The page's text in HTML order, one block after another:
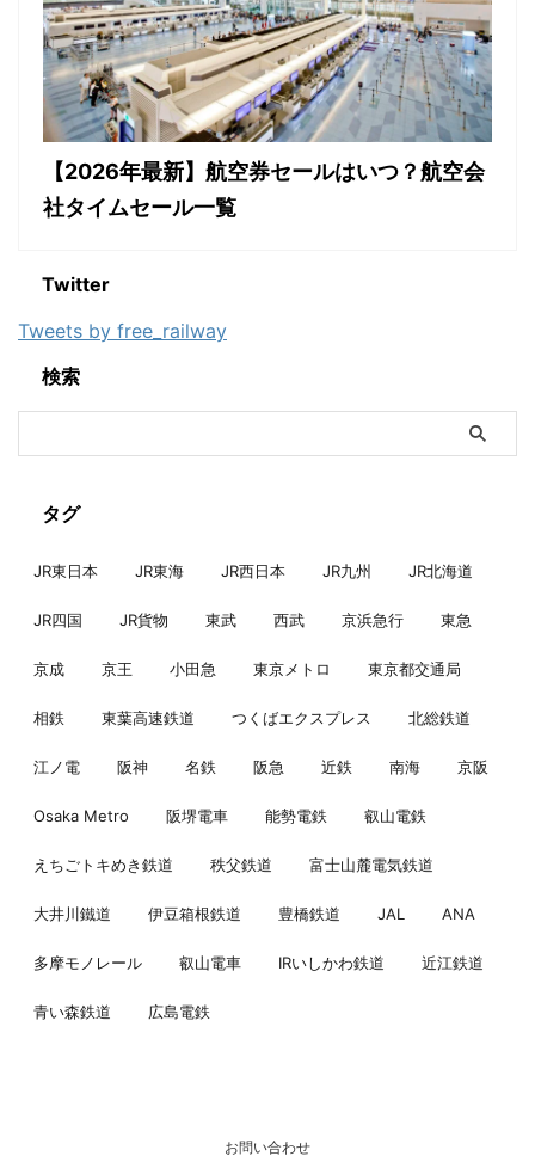
【2026年最新】航空券セールはいつ？航空会
社タイムセール一覧
Twitter
Tweets by free_railway
検索
タグ
JR東日本 JR東海 JR西日本 JR九州 JR北海道
JR四国 JR貨物 東武 西武 京浜急行 東急
京成 京王 小田急 東京メトロ 東京都交通局
相鉄 東葉高速鉄道 つくばエクスプレス 北総鉄道
江ノ電 阪神 名鉄 阪急 近鉄 南海 京阪
Osaka Metro 阪堺電車 能勢電鉄 叡山電鉄
えちごトキめき鉄道 秩父鉄道 富士山麓電気鉄道
大井川鐵道 伊豆箱根鉄道 豊橋鉄道 JAL ANA
多摩モノレール 叡山電車 IRいしかわ鉄道 近江鉄道
青い森鉄道 広島電鉄
お問い合わせ